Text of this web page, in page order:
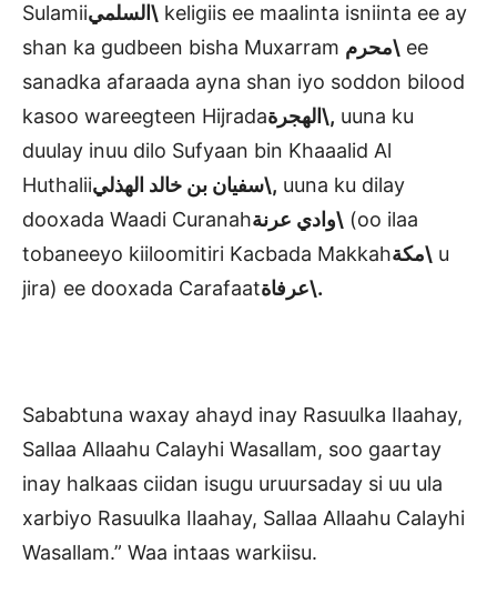
Sulamii
السلمي\ keligiis ee maalinta isniinta ee ay
shan ka gudbeen bisha Muxarram
محرم\ ee
sanadka afaraada ayna shan iyo soddon bilood
kasoo wareegteen Hijrada
الهجرة\, uuna ku
duulay inuu dilo Sufyaan bin Khaaalid Al
Huthalii
سفيان بن خالد الهذلي\, uuna ku dilay
dooxada Waadi Curanah
وادي عرنة\ (oo ilaa
tobaneeyo kiiloomitiri Kacbada Makkah
مكة\ u
jira) ee dooxada Carafaat
عرفاة\.
Sababtuna waxay ahayd inay Rasuulka Ilaahay,
Sallaa Allaahu Calayhi Wasallam, soo gaartay
inay halkaas ciidan isugu uruursaday si uu ula
xarbiyo Rasuulka Ilaahay, Sallaa Allaahu Calayhi
Wasallam.” Waa intaas warkiisu.